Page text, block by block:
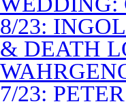
8/23:
& DEATH
7/23: